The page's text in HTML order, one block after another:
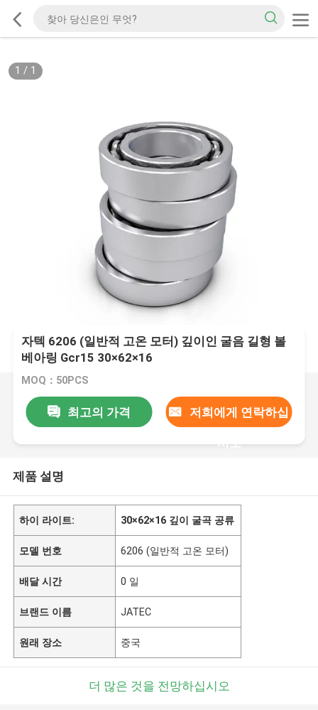
1 / 1
자텍 6206 (일반적 고온 모터) 깊이인 굴음 길형 볼
베아링 Gcr15 30×62×16
MOQ：50PCS
최고의 가격 저희에게 연락하십
시오
제품 설명
하이 라이트: 30×62×16 깊이 굴곡 공류
모델 번호 6206 (일반적 고온 모터)
배달 시간 0 일
브랜드 이름 JATEC
원래 장소 중국
더 많은 것을 전망하십시오